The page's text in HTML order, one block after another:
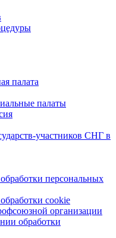
палата
палаты
участников СНГ в
персональных
cookie
организации
обработки